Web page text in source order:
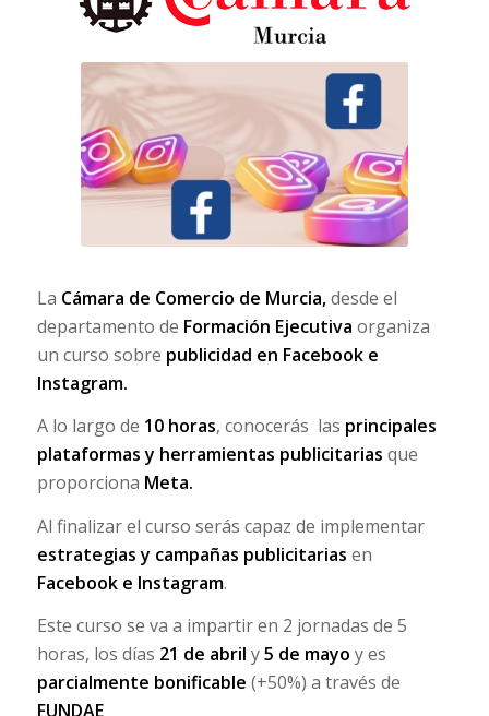
La Cámara de Comercio de Murcia,desde el
departamento de Formación Ejecutiva organiza
un curso sobre publicidad en Facebook e
Instagram.
A lo largo de 10 horas, conocerás las principales
plataformas y herramientas publicitarias que
proporciona Meta.
Al finalizar el curso serás capaz de implementar
estrategias y campañas publicitarias en
Facebook e Instagram.
Este curso se va a impartir en 2 jornadas de 5
horas, los días 21 de abril y5 de mayo y es
parcialmente bonificable (+50%) a través de
FUNDAE